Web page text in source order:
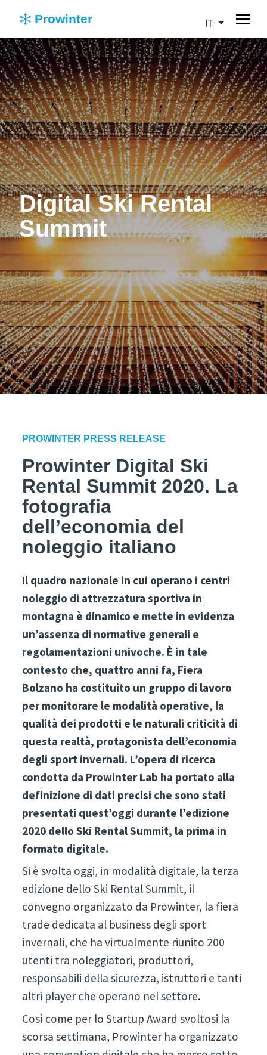
Prowinter IT
Digital Ski Rental
Summit
PROWINTER PRESS RELEASE
Prowinter Digital Ski
Rental Summit 2020. La
fotografia
dell’economia del
noleggio italiano
Il quadro nazionale in cui operano i centri
noleggio di attrezzatura sportiva in
montagna è dinamico e mette in evidenza
un’assenza di normative generali e
regolamentazioni univoche. È in tale
contesto che, quattro anni fa, Fiera
Bolzano ha costituito un gruppo di lavoro
per monitorare le modalità operative, la
qualità dei prodotti e le naturali criticità di
questa realtà, protagonista dell’economia
degli sport invernali. L’opera di ricerca
condotta da Prowinter Lab ha portato alla
definizione di dati precisi che sono stati
presentati quest’oggi durante l’edizione
2020 dello Ski Rental Summit, la prima in
formato digitale.
Si è svolta oggi, in modalità digitale, la terza
edizione dello Ski Rental Summit, il
convegno organizzato da Prowinter, la fiera
trade dedicata al business degli sport
invernali, che ha virtualmente riunito 200
utenti tra noleggiatori, produttori,
responsabili della sicurezza, istruttori e tanti
altri player che operano nel settore.
Così come per lo Startup Award svoltosi la
scorsa settimana, Prowinter ha organizzato